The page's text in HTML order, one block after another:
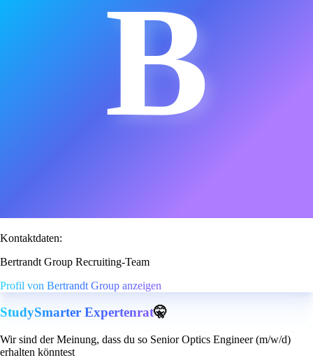
B
Kontaktdaten:
Bertrandt Group Recruiting-Team
Profil von Bertrandt Group anzeigen
StudySmarter Expertenrat🤫
Wir sind der Meinung, dass du so Senior Optics Engineer (m/w/d)
erhalten könntest